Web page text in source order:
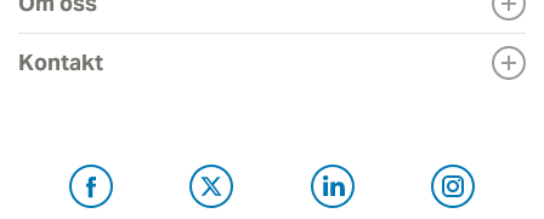
Kontakt